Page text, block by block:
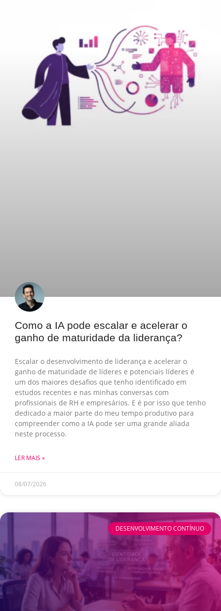
Como a IA pode escalar e acelerar o
ganho de maturidade da liderança?
Escalar o desenvolvimento de liderança e acelerar o
ganho de maturidade de líderes e potenciais líderes é
um dos maiores desafios que tenho identificado em
estudos recentes e nas minhas conversas com
profissionais de RH e empresários. E é por isso que tenho
dedicado a maior parte do meu tempo produtivo para
compreender como a IA pode ser uma grande aliada
neste processo.
LER MAIS »
08/07/2026
DESENVOLVIMENTO CONTÍNUO